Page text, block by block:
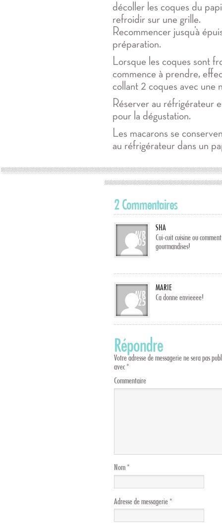
décoller les coques du
refroidir sur une grille.
Recommencer jusqu’à
préparation.
Lorsque les coques sont
commence à prendre,
collant 2 coques avec une
Réserver au réfrigérateur
pour la dégustation.
Les macarons se
au réfrigérateur dans un
2 Commentaires
AVR
05
SHA
Cui-cuit cuisine ou
gourmandises!
AVR
25
MARIE
Ca donne envieeee!
Répondre
Votre adresse de messagerie ne sera pas
avec*
Commentaire
Nom*
Adresse de messagerie*